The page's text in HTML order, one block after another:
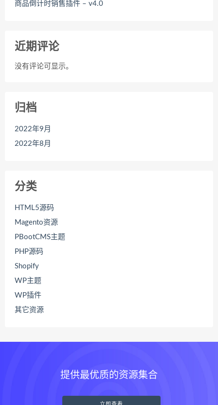
商品倒计时销售插件 – v4.0
近期评论
没有评论可显示。
归档
2022年9月
2022年8月
分类
HTML5源码
Magento资源
PBootCMS主题
PHP源码
Shopify
WP主题
WP插件
其它资源
提供最优质的资源集合